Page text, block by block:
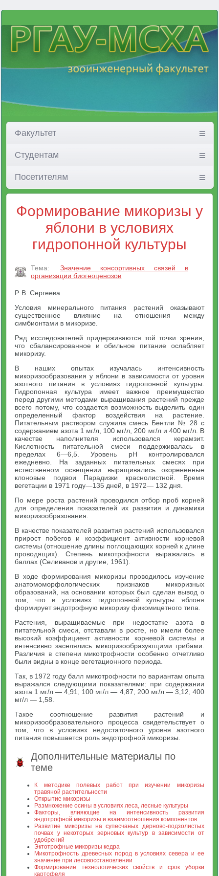
Факультет
Студентам
Посетителям
Формирование микоризы у
яблони в условиях
гидропонной культуры
Тема:
Значение консортивных связей в
организации биогеоценозов
Р. В. Сергеева
Условия минерального питания растений оказывают
существенное влияние на отношения между
симбионтами в микоризе.
Ряд исследователей придерживаются той точки зрения,
что сбалансированное и обильное питание ослабляет
микоризу.
В наших опытах изучалась интенсивность
микоризообразования у яблони в зависимости от уровня
азотного питания в условиях гидропонной культуры.
Гидропонная культура имеет важное преимущество
перед другими методами выращивания растений прежде
всего потому, что создается возможность выделить один
определенный фактор воздействия на растение.
Питательным раствором служила смесь Бентли № 28 с
содержанием азота 1 мг/л, 100 мг/л, 200 мг/л и 400 мг/л. В
качестве наполнителя использовался керамзит.
Кислотность питательной смеси поддерживалась в
пределах 6—6,5. Уровень pH контролировался
ежедневно. На заданных питательных смесях при
естественном освещении выращивались окорененные
клоновые подвои Парадизки краснолистной. Время
вегетации в 1971 году—135 дней, в 1972— 132 дня.
По мере роста растений проводился отбор проб корней
для определения показателей их развития и динамики
микоризообразования.
В качестве показателей развития растений использовался
прирост побегов и коэффициент активности корневой
системы (отношение длины поглощающих корней к длине
проводящих). Степень микотрофности выражалась в
баллах (Селиванов и другие, 1961).
В ходе формирования микоризы проводилось изучение
анатомоморфологических признаков микоризных
образований, на основании которых был сделан вывод о
том, что в условиях гидропонной культуры яблоня
формирует эндотрофную микоризу фикомицетного типа.
Растения, выращиваемые при недостатке азота в
питательной смеси, отставали в росте, но имели более
высокий коэффициент активности корневой системы и
интенсивно заселялись микоризообразующими грибами.
Различия в степени микотрофности особенно отчетливо
были видны в конце вегетационного периода.
Так, в 1972 году балл микотрофности по вариантам опыта
выражался следующими показателями: при содержании
азота 1 мг/л — 4,91; 100 мг/л — 4,87; 200 мг/л — 3,12; 400
мг/л — 1,58.
Такое соотношение развития растений и
микоризообразовательного процесса свидетельствует о
том, что в условиях недостаточного уровня азотного
питания повышается роль эндотрофной микоризы.
Дополнительные материалы по
теме
К методике полевых работ при изучении микоризы
травяной растительности
Открытие микоризы
Размножение осины в условиях леса, лесные культуры
Факторы, влияющие на интенсивность развития
эндотрофной микоризы и взаимоотношения компонентов
Развитие микоризы на супесчаных дерново-подзолистых
почвах у некоторых зерновых культур в зависимости от
удобрений
Эктотрофные микоризы кедра
Микотрофность древесных пород в условиях севера и ее
значение при лесовосстановлении
Формирование технологических свойств и срок уборки
картофеля